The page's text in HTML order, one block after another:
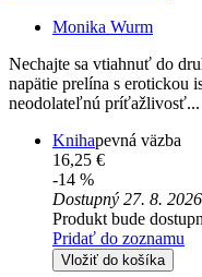
Monika Wurm
Nechajte sa vtiahnuť do
napätie prelína s erotickou
neodolateľnú príťažlivosť...
Knihapevná väzba
16,25 €
-14 %
Dostupný 27. 8. 2026
Produkt bude
Pridať do zoznamu
Vložiť do košíka